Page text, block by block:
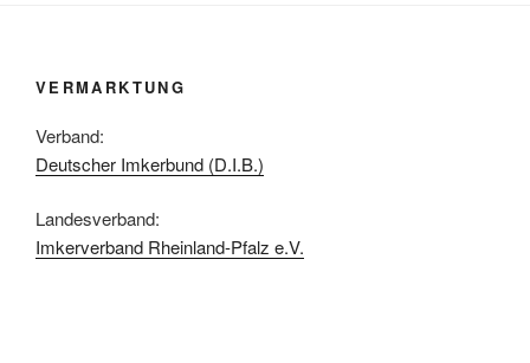
VERMARKTUNG
Verband:
Deutscher Imkerbund (D.I.B.)
Landesverband:
Imkerverband Rheinland-Pfalz e.V.